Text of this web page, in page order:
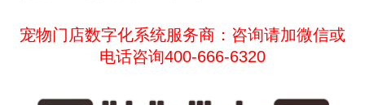
宠物门店数字化系统服务商：咨询请加微信或
电话咨询400-666-6320